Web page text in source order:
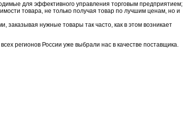
для эффективного управления торговым предприятием;
товара, не только получая товар по лучшим ценам, но и
нужные товары так часто, как в этом возникает
регионов России уже выбрали нас в качестве поставщика.